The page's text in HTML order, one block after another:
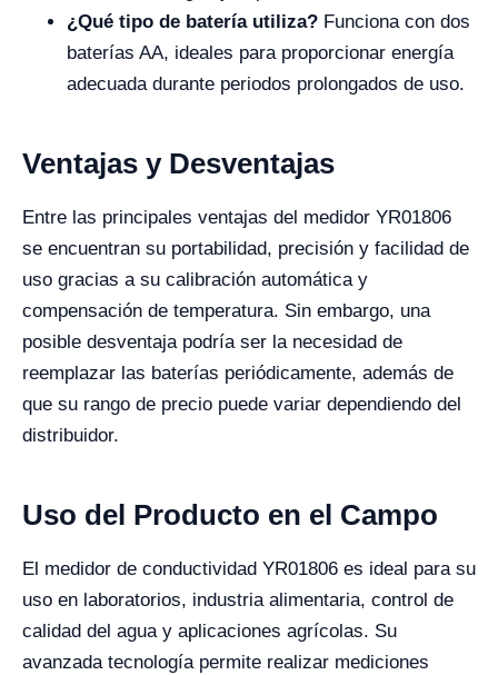
¿Qué tipo de batería utiliza? Funciona con dos
baterías AA, ideales para proporcionar energía
adecuada durante periodos prolongados de uso.
Ventajas y Desventajas
Entre las principales ventajas del medidor YR01806
se encuentran su portabilidad, precisión y facilidad de
uso gracias a su calibración automática y
compensación de temperatura. Sin embargo, una
posible desventaja podría ser la necesidad de
reemplazar las baterías periódicamente, además de
que su rango de precio puede variar dependiendo del
distribuidor.
Uso del Producto en el Campo
El medidor de conductividad YR01806 es ideal para su
uso en laboratorios, industria alimentaria, control de
calidad del agua y aplicaciones agrícolas. Su
avanzada tecnología permite realizar mediciones